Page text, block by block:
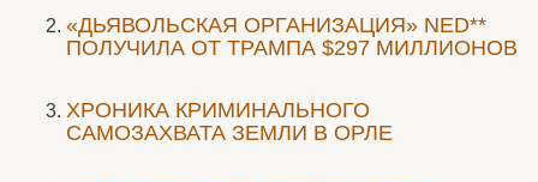
«ДЬЯВОЛЬСКАЯ ОРГАНИЗАЦИЯ» NED**
ПОЛУЧИЛА ОТ ТРАМПА $297 МИЛЛИОНОВ
ХРОНИКА КРИМИНАЛЬНОГО
САМОЗАХВАТА ЗЕМЛИ В ОРЛЕ